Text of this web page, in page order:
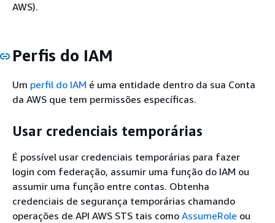
AWS).
Perfis do IAM
Um perfil do IAM é uma entidade dentro da sua Conta
da AWS que tem permissões específicas.
Usar credenciais temporárias
É possível usar credenciais temporárias para fazer
login com federação, assumir uma função do IAM ou
assumir uma função entre contas. Obtenha
credenciais de segurança temporárias chamando
operações de API AWS STS tais como AssumeRole ou